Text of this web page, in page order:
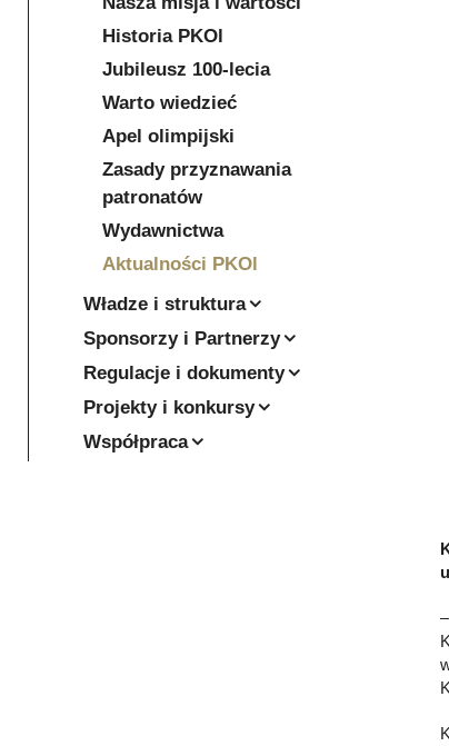
Historia PKOl
Jubileusz 100-lecia
Warto wiedzieć
Apel olimpijski
Zasady przyznawania
patronatów
Wydawnictwa
Aktualności PKOl
Władze i struktura
Sponsorzy i Partnerzy
Regulacje i dokumenty
Projekty i konkursy
Współpraca